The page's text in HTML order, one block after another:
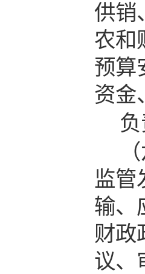
供销
农和
预算
资金
监管
输、
财政
议、